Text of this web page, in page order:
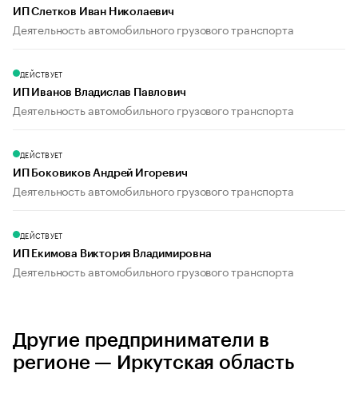
ИП Слетков Иван Николаевич
Деятельность автомобильного грузового транспорта
ДЕЙСТВУЕТ
ИП Иванов Владислав Павлович
Деятельность автомобильного грузового транспорта
ДЕЙСТВУЕТ
ИП Боковиков Андрей Игоревич
Деятельность автомобильного грузового транспорта
ДЕЙСТВУЕТ
ИП Екимова Виктория Владимировна
Деятельность автомобильного грузового транспорта
Другие предприниматели в
регионе — Иркутская область